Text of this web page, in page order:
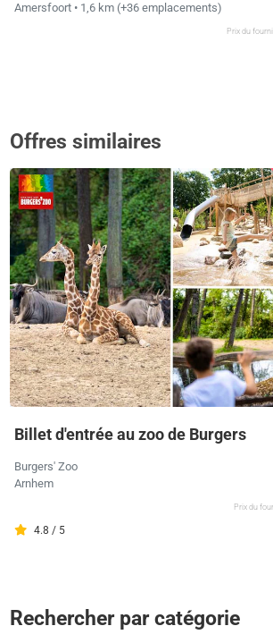
Amersfoort • 1,6 km (+36 emplacements)
Prix ​​du
Offres similaires
Billet d'entrée au zoo de Burgers
Burgers' Zoo
Arnhem
4.8 / 5
Prix ​​du
Rechercher par catégorie